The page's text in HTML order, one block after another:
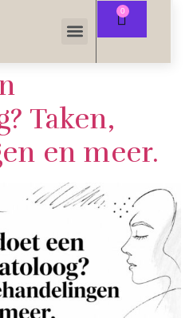
Taken,
en meer.